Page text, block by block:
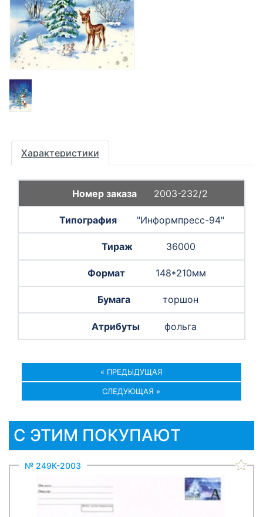
Характеристики
2003-232/2
"Информпресс-94"
36000
148*210мм
торшон
фольга
« ПРЕДЫДУЩАЯ
СЛЕДУЮЩАЯ »
С ЭТИМ ПОКУПАЮТ
№ 249К-2003